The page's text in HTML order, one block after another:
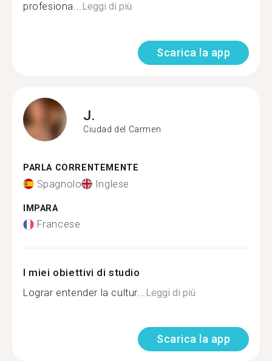
profesiona...Leggi di più
Scarica la app
J.
Ciudad del Carmen
PARLA CORRENTEMENTE
Spagnolo Inglese
IMPARA
Francese
I miei obiettivi di studio
Lograr entender la cultur...Leggi di più
Scarica la app